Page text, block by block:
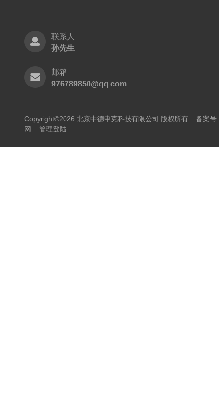
联系人
孙先生
邮箱
976789850@qq.com
Copyright©2026 北京中德申克科技有限公司 版权所有 备案号
网
管理登陆